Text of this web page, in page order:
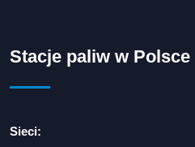
Stacje paliw w Polsce
Sieci: